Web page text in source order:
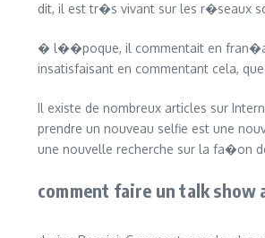
dit, il est tr�s vivant sur les r�seaux
� l��poque, il commentait en
insatisfaisant en commentant cela,
Il existe de nombreux articles sur
prendre un nouveau selfie est une
une nouvelle recherche sur la fa�on
comment faire un talk show